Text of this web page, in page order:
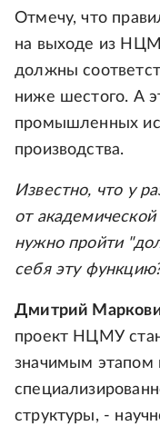
Отмечу, что
на выходе из
должны
ниже шестого. А
промышленных
производства.
Известно, что у
от
нужно пройти
себя эту
Дмитрий
проект НЦМУ
значимым этапом
структуры, -